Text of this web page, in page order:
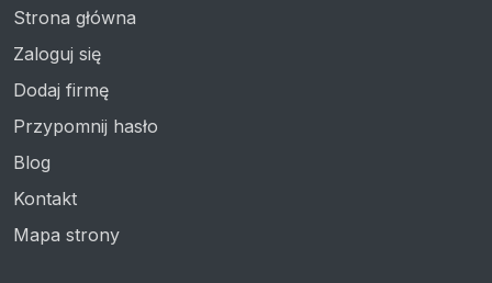
Strona główna
Zaloguj się
Dodaj firmę
Przypomnij hasło
Blog
Kontakt
Mapa strony